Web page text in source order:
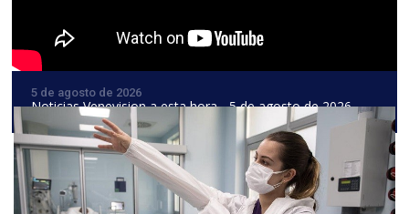
5 de agosto de 2026
Noticias Venevision a esta hora - 5 de agosto de 2026